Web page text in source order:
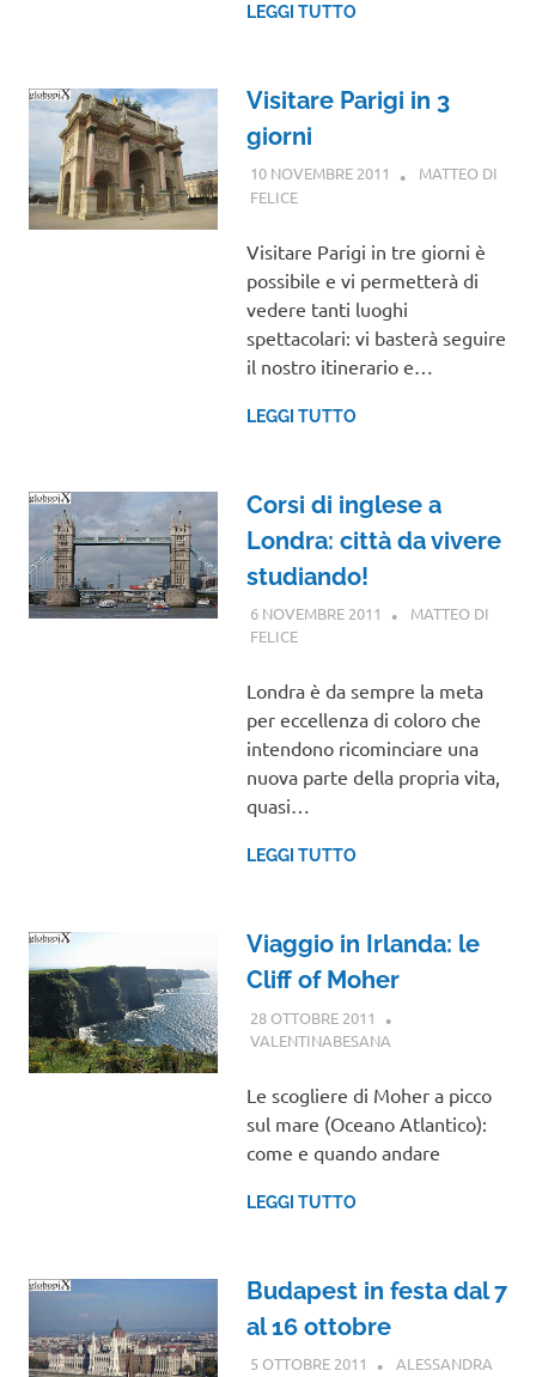
LEGGI TUTTO
Visitare Parigi in 3
giorni
10 NOVEMBRE 2011
MATTEO DI
FELICEEUROPA
Visitare Parigi in tre giorni è
possibile e vi permetterà di
vedere tanti luoghi
spettacolari: vi basterà seguire
il nostro itinerario e…
LEGGI TUTTO
Corsi di inglese a
Londra: città da vivere
studiando!
6 NOVEMBRE 2011
MATTEO DI
FELICEEUROPA
Londra è da sempre la meta
per eccellenza di coloro che
intendono ricominciare una
nuova parte della propria vita,
quasi…
LEGGI TUTTO
Viaggio in Irlanda: le
Cliff of Moher
28 OTTOBRE 2011
VALENTINABESANA
Le scogliere di Moher a picco
sul mare (Oceano Atlantico):
come e quando andare
LEGGI TUTTO
Budapest in festa dal 7
al 16 ottobre
5 OTTOBRE 2011 ALESSANDRA